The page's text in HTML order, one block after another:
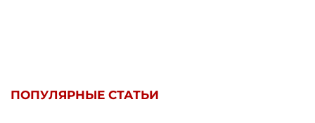
ПОПУЛЯРНЫЕ СТАТЬИ